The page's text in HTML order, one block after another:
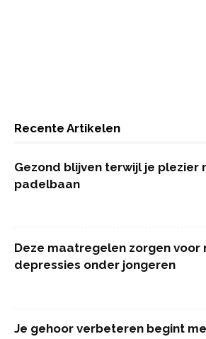
Recente Artikelen
Gezond blijven terwijl je plezier
padelbaan
Deze maatregelen zorgen voor
depressies onder jongeren
Je gehoor verbeteren begint